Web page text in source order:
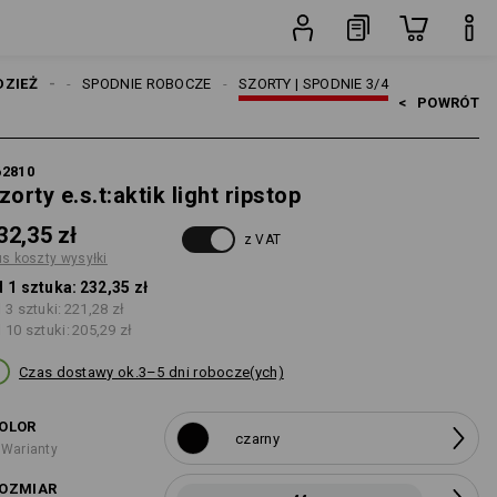
SZORTY | SPODNIE 3/4
SPODNIE ROBOCZE
< POWRÓT
e.s.t:aktik light ripstop
zł
koszty wysyłki
z VAT
1 sztuka: 232,35 zł
3 sztuki: 221,28 zł
10 sztuki: 205,29 zł
Czas dostawy ok.3–5 dni robocze(ych)
czarny